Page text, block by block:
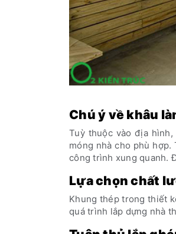
Chú ý về khâu
Tuỳ thuộc vào địa
móng nhà cho phù hợp.
công trình xung quanh.
Lựa chọn chất
Khung thép trong thiết
quá trình lắp dựng nhà